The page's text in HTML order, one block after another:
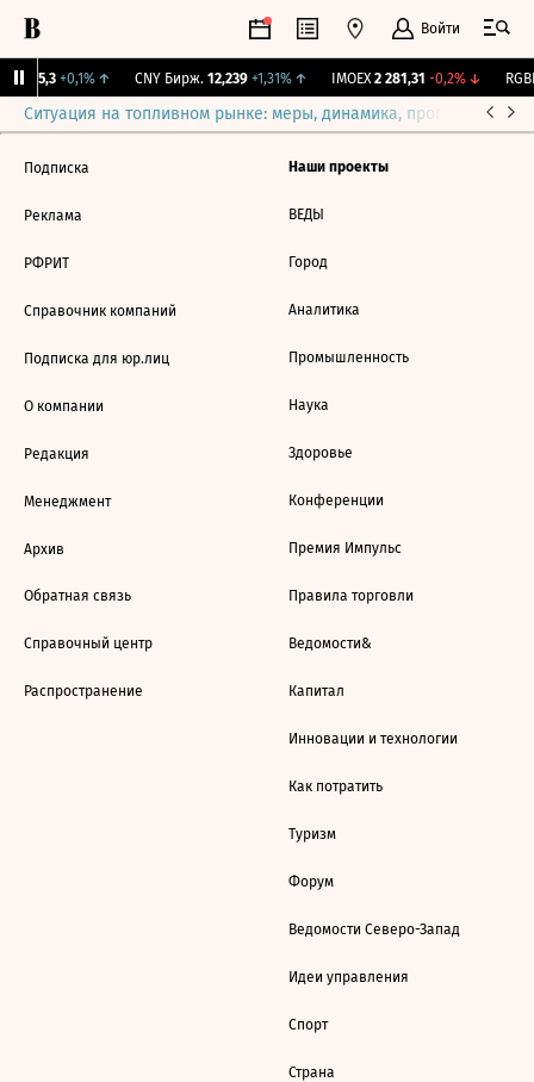
Войти
115,3 +0,1%↑ CNY Бирж. 12,239 +1,31%↑ IMOEX 2 281,31 -0,2%↓
Ситуация на топливном рынке: меры, динамика, прогнозы
Подписка
Реклама
РФРИТ
Справочник компаний
Подписка для юр.лиц
О компании
Редакция
Менеджмент
Архив
Обратная связь
Справочный центр
Распространение
Наши проекты
ВЕДЫ
Город
Аналитика
Промышленность
Наука
Здоровье
Конференции
Премия Импульс
Правила торговли
Ведомости&
Капитал
Инновации и технологии
Как потратить
Туризм
Форум
Ведомости Северо-Запад
Идеи управления
Спорт
Страна